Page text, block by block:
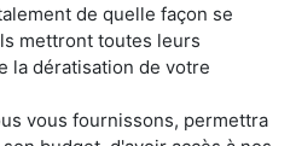
de quelle façon se
mettront toutes leurs
la dératisation de votre
vous fournissons, permettra